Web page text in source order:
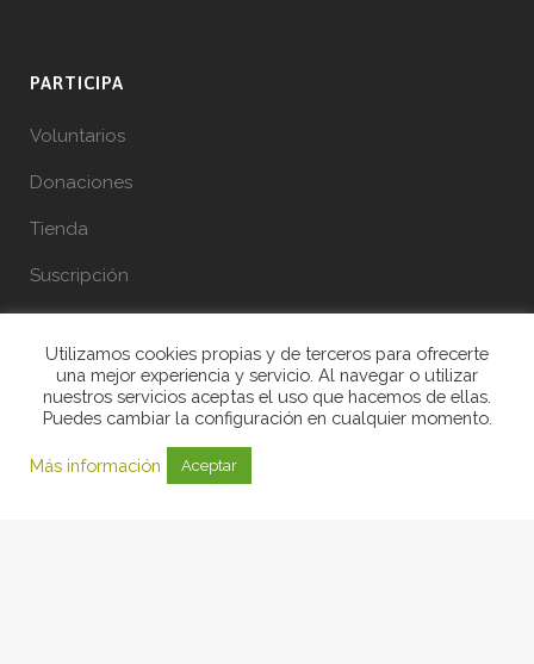
PARTICIPA
Voluntarios
Donaciones
Tienda
Suscripción
MÁS INFORMACIÓN
Colaboradores y patrocinios
Preguntas frecuentes
Utilizamos cookies propias y de terceros para ofrecerte
una mejor experiencia y servicio. Al navegar o utilizar
nuestros servicios aceptas el uso que hacemos de ellas.
Puedes cambiar la configuración en cualquier momento.
Más información Aceptar